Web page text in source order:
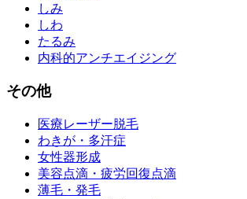
しみ
しわ
たるみ
内科的アンチエイジング
その他
医療レーザー脱毛
わきが・多汗症
女性器形成
美容点滴・疲労回復点滴
薄毛・発毛